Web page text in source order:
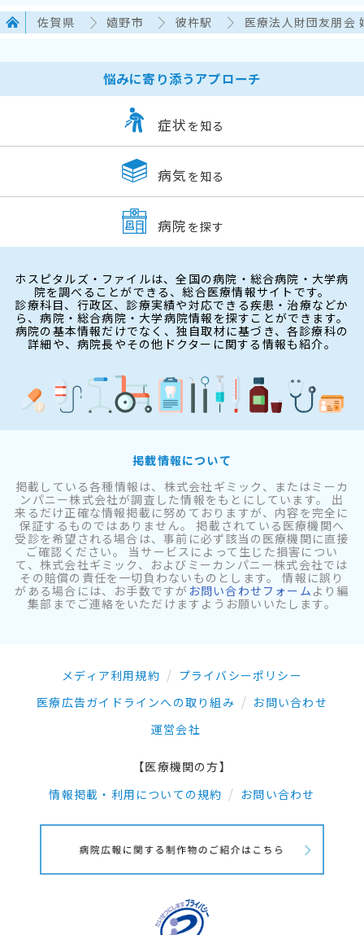
佐賀県 嬉野市 彼杵駅 医療法人財団友朋会
悩みに寄り添うアプローチ
症状 を知る
病気 を知る
病院 を探す
ホスピタルズ・ファイルは、全国の病院・総合病院・大学病
院を調べることができる、総合医療情報サイトです。
診療科目、行政区、診療実績や対応できる疾患・治療などか
ら、病院・総合病院・大学病院情報を探すことができます。
病院の基本情報だけでなく、独自取材に基づき、各診療科の
詳細や、病院長やその他ドクターに関する情報も紹介。
掲載情報について
掲載している各種情報は、株式会社ギミック、またはミーカ
ンパニー株式会社が調査した情報をもとにしています。 出
来るだけ正確な情報掲載に努めておりますが、内容を完全に
保証するものではありません。 掲載されている医療機関へ
受診を希望される場合は、事前に必ず該当の医療機関に直接
ご確認ください。 当サービスによって生じた損害につい
て、株式会社ギミック、およびミーカンパニー株式会社では
その賠償の責任を一切負わないものとします。 情報に誤り
がある場合には、お手数ですが お問い合わせフォーム より編
集部までご連絡をいただけますようお願いいたします。
メディア利用規約
プライバシーポリシー
医療広告ガイドラインへの取り組み
お問い合わせ
運営会社
【医療機関の方】
情報掲載・利用についての規約
お問い合わせ